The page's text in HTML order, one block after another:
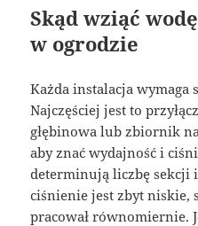
Skąd wziąć
w ogrodzie
Każda instalacja wymaga
Najczęściej jest to
głębinowa lub zbiornik
aby znać wydajność i
determinują liczbę sekcji
ciśnienie jest zbyt niskie,
pracował równomiernie.